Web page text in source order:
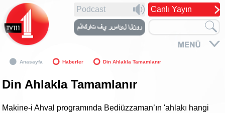
Canlı Yayın
Podcast
Anasayfa Haberler Din Ahlakla Tamamlanır
Din Ahlakla Tamamlanır
Makine-i Ahval programında Bediüzzaman’ın 'ahlakı hangi